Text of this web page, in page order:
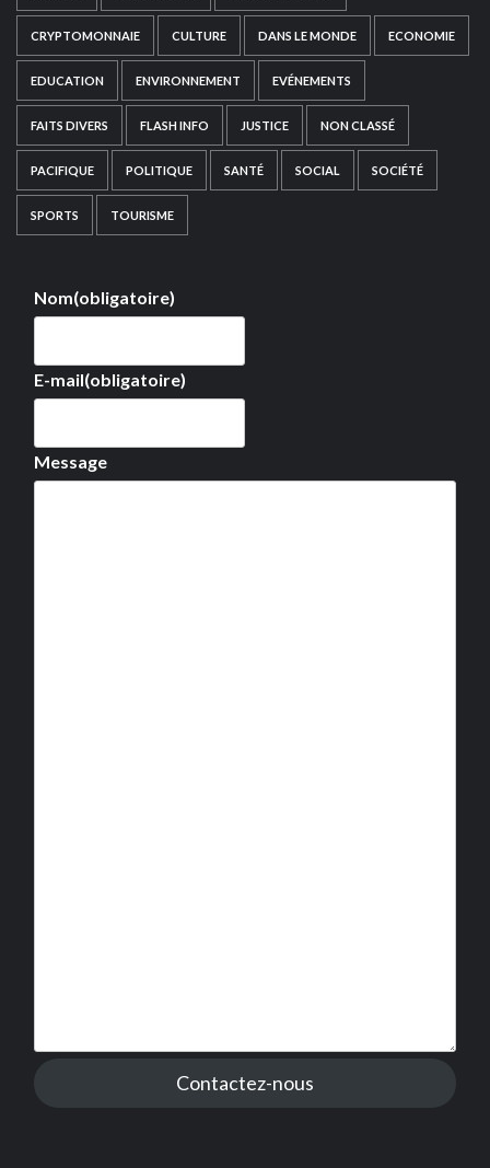
CRYPTOMONNAIE CULTURE DANS LE MONDE ECONOMIE
EDUCATION ENVIRONNEMENT EVÉNEMENTS
FAITS DIVERS FLASH INFO JUSTICE NON CLASSÉ
PACIFIQUE POLITIQUE SANTÉ SOCIAL SOCIÉTÉ
SPORTS TOURISME
Nom(obligatoire)
E-mail(obligatoire)
Message
Contactez-nous